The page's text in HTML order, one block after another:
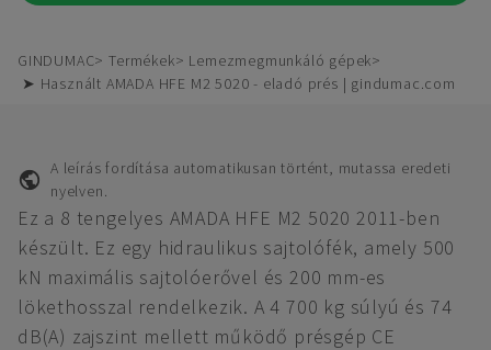
GINDUMAC Termékek
Lemezmegmunkáló gépek
➤ Használt AMADA HFE M2 5020 - eladó prés | gindumac.com
A leírás fordítása automatikusan történt, mutassa eredeti
nyelven.
Ez a 8 tengelyes AMADA HFE M2 5020 2011-ben
készült. Ez egy hidraulikus sajtolófék, amely 500
kN maximális sajtolóerővel és 200 mm-es
lökethosszal rendelkezik. A 4 700 kg súlyú és 74
dB(A) zajszint mellett működő présgép CE